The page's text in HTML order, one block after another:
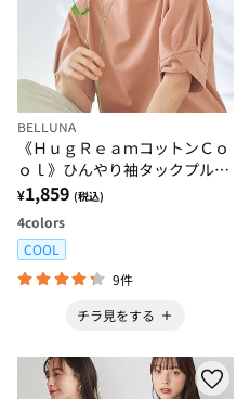
BELLUNA
《ＨｕｇＲｅａｍコットンＣｏ
ｏｌ》ひんやり袖タックプルオ
ーバー
¥1,859 (税込)
4colors
COOL
9件
チラ見をする